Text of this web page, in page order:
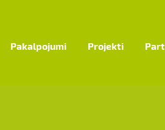
Pakalpojumi Projekti